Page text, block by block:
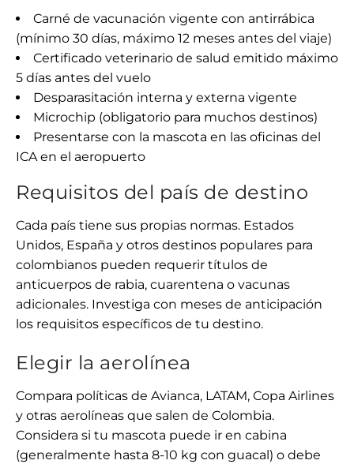
Carné de vacunación vigente con antirrábica
(mínimo 30 días, máximo 12 meses antes del viaje)
Certificado veterinario de salud emitido máximo
5 días antes del vuelo
Desparasitación interna y externa vigente
Microchip (obligatorio para muchos destinos)
Presentarse con la mascota en las oficinas del
ICA en el aeropuerto
Requisitos del país de destino
Cada país tiene sus propias normas. Estados
Unidos, España y otros destinos populares para
colombianos pueden requerir títulos de
anticuerpos de rabia, cuarentena o vacunas
adicionales. Investiga con meses de anticipación
los requisitos específicos de tu destino.
Elegir la aerolínea
Compara políticas de Avianca, LATAM, Copa Airlines
y otras aerolíneas que salen de Colombia.
Considera si tu mascota puede ir en cabina
(generalmente hasta 8-10 kg con guacal) o debe